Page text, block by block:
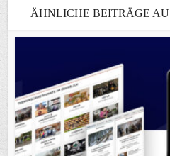
ÄHNLICHE BEITRÄGE